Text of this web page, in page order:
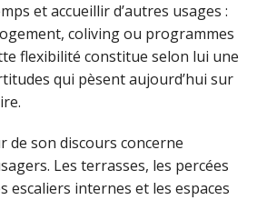
et accueillir d’autres usages :
coliving ou programmes
flexibilité constitue selon lui une
qui pèsent aujourd’hui sur
de son discours concerne
Les terrasses, les percées
escaliers internes et les espaces